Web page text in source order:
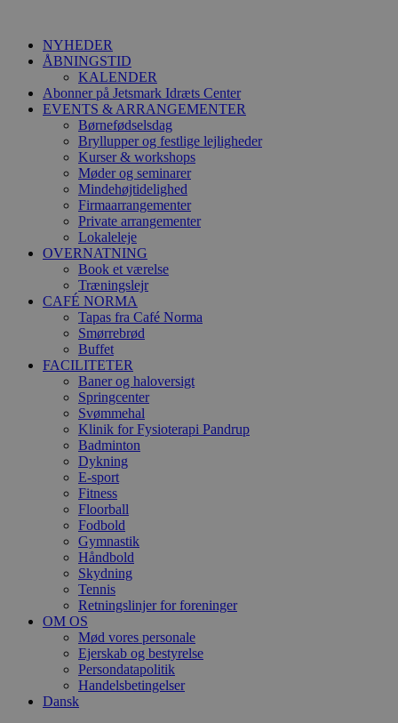
indholdNYHEDER
ÅBNINGSTID
KALENDER
Abonner på Jetsmark Idræts Center
EVENTS & ARRANGEMENTER
Børnefødselsdag
Bryllupper og festlige lejligheder
Kurser & workshops
Møder og seminarer
Mindehøjtidelighed
Firmaarrangementer
Private arrangementer
Lokaleleje
OVERNATNING
Book et værelse
Træningslejr
CAFÉ NORMA
Tapas fra Café Norma
Smørrebrød
Buffet
FACILITETER
Baner og haloversigt
Springcenter
Svømmehal
Klinik for Fysioterapi Pandrup
Badminton
Dykning
E-sport
Fitness
Floorball
Fodbold
Gymnastik
Håndbold
Skydning
Tennis
Retningslinjer for foreninger
OM OS
Mød vores personale
Ejerskab og bestyrelse
Persondatapolitik
Handelsbetingelser
Dansk